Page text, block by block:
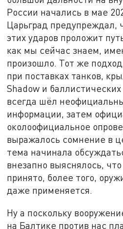
России начались в мае
Царьград предупреждал,
этих ударов проложит
как мы сейчас знаем,
произошло. Тот же
при поставках танков,
Shadow и
всегда шёл
информации, затем
околоофициальное
выражалось сомнение в
тема начинала
внезапно выяснялось,
принято, более того,
даже применяется.
Ну а поскольку
на Балтике против нас